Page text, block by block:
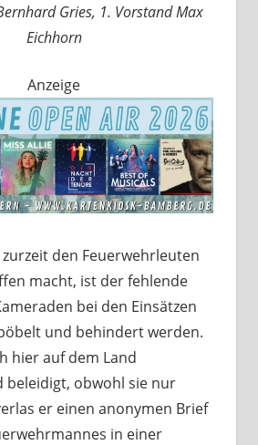
Gries, 1. Vorstand Max
Eichhorn
Anzeige
zurzeit den Feuerwehrleuten
macht, ist der fehlende
bei den Einsätzen
und behindert werden.
hier auf dem Land
beleidigt, obwohl sie nur
er einen anonymen Brief
in einer